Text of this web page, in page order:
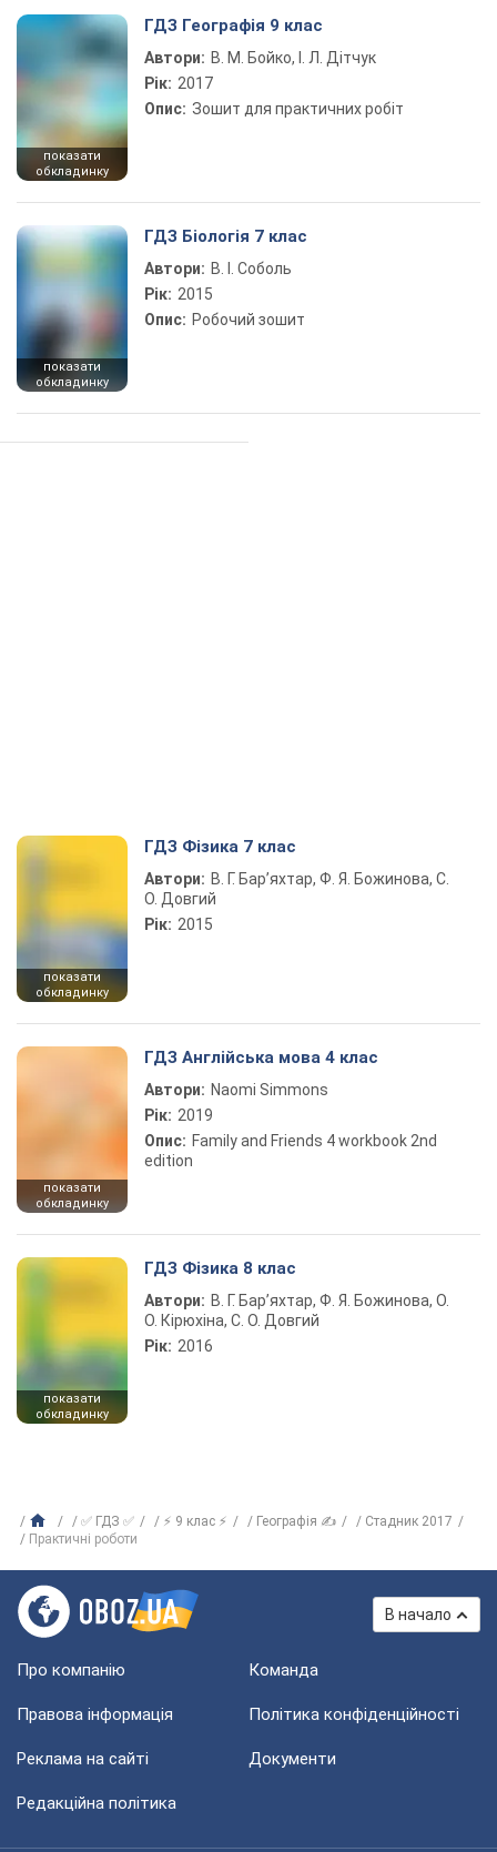
показати
обкладинку
ГДЗ Географія 9 клас
Автори: В. М. Бойко, І. Л. Дітчук
Рік: 2017
Опис: Зошит для практичних робіт
показати
обкладинку
ГДЗ Біологія 7 клас
Автори: В. І. Соболь
Рік: 2015
Опис: Робочий зошит
показати
обкладинку
ГДЗ Фізика 7 клас
Автори: В. Г. Бар’яхтар, Ф. Я. Божинова, С.
О. Довгий
Рік: 2015
показати
обкладинку
ГДЗ Англійська мова 4 клас
Автори: Naomi Simmons
Рік: 2019
Опис: Family and Friends 4 workbook 2nd
edition
показати
обкладинку
ГДЗ Фізика 8 клас
Автори: В. Г. Бар’яхтар, Ф. Я. Божинова, О.
О. Кірюхіна, С. О. Довгий
Рік: 2016
✅ ГДЗ ✅ ⚡ 9 клас ⚡ Географія ✍
Стадник 2017
Практичні роботи
В начало
Про компанію Команда
Правова інформація Політика конфіденційності
Реклама на сайті Документи
Редакційна політика